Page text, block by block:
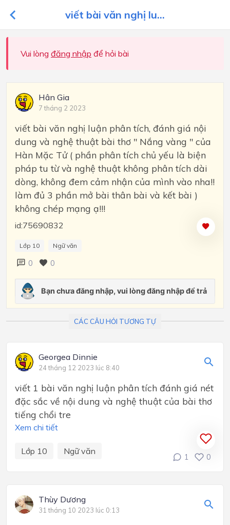
viết bài văn nghị lu...
Vui lòng đăng nhập để hỏi bài
Hân Gia
7 tháng 2 2023
viết bài văn nghị luận phân tích, đánh giá nội
dung và nghệ thuật bài thơ " Nắng vàng " của
Hàn Mặc Tử ( phần phân tích chủ yếu là biện
pháp tu từ và nghệ thuật không phân tích dài
dòng, không đem cảm nhận của mình vào nha!!
làm đủ 3 phần mở bài thân bài và kết bài )
không chép mạng ạ!!!
id:75690832
Lớp 10 Ngữ văn
0 0
CÁC CÂU HỎI TƯƠNG TỰ
Georgea Dinnie
24 tháng 12 2023 lúc 8:40
viết 1 bài văn nghị luận phân tích đánh giá nét
đặc sắc về nội dung và nghệ thuật của bài thơ
tiếng chổi tre
Xem chi tiết
Lớp 10 Ngữ văn
1 0
Thùy Dương
31 tháng 10 2023 lúc 0:13